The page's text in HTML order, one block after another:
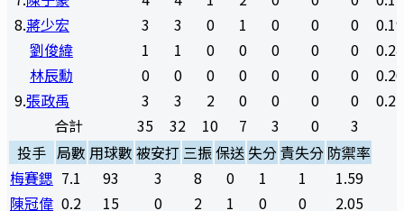
8.蔣少宏 3 3 0 1 0 0 0
劉俊緯
1 1 0 0 0 0 0
林辰勳
0 0 0 0 0 0 0
9.張政禹 3 3 2 0 0 0 0
合計
35 32 10 7 3 0
3
投手 局數 用球數 被安打 三振保送失分責失分 防禦率
梅賽鍶 7.1 93 3 8 0 1 1
1.59
陳冠偉 0.2 15 0 2 1 0 0
2.05